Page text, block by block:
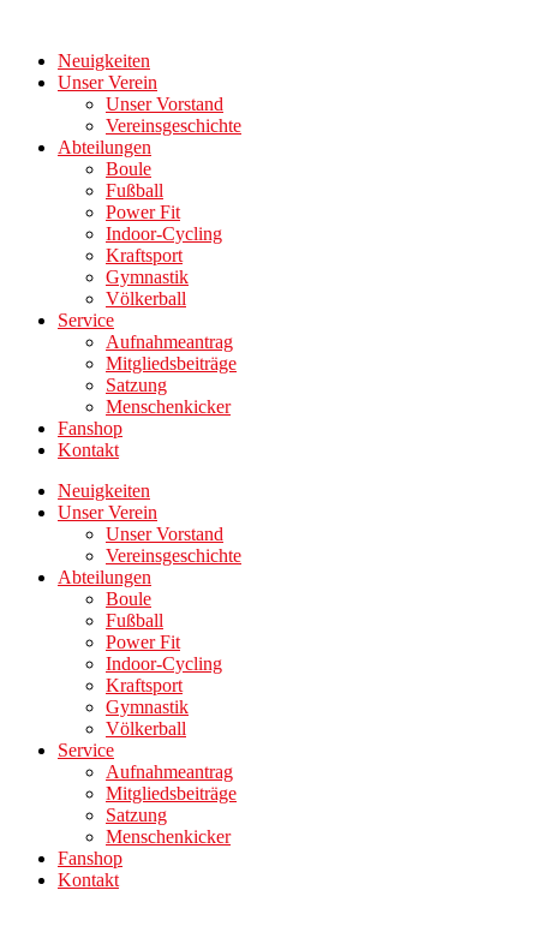
wechselnNeuigkeiten
Unser Verein
Unser Vorstand
Vereinsgeschichte
Abteilungen
Boule
Fußball
Power Fit
Indoor-Cycling
Kraftsport
Gymnastik
Völkerball
Service
Aufnahmeantrag
Mitgliedsbeiträge
Satzung
Menschenkicker
Fanshop
Kontakt
Neuigkeiten
Unser Verein
Unser Vorstand
Vereinsgeschichte
Abteilungen
Boule
Fußball
Power Fit
Indoor-Cycling
Kraftsport
Gymnastik
Völkerball
Service
Aufnahmeantrag
Mitgliedsbeiträge
Satzung
Menschenkicker
Fanshop
Kontakt